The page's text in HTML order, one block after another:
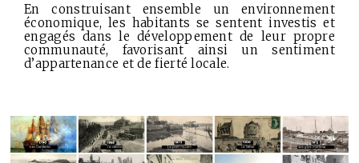
En construisant ensemble un environnement
économique, les habitants se sentent investis et
engagés dans le développement de leur propre
communauté, favorisant ainsi un sentiment
d’appartenance et de fierté locale.